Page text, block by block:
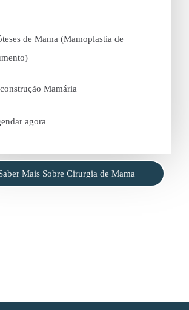
de Mama (Mamoplastia de
Mamária
agora
Mais Sobre Cirurgia de Mama